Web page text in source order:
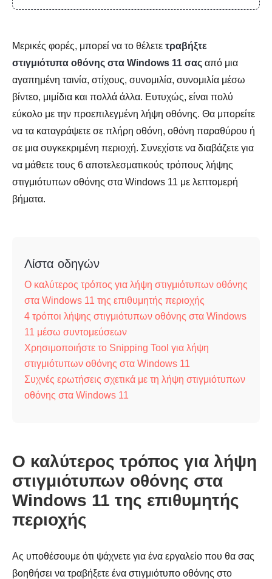
Μερικές φορές, μπορεί να το θέλετε τραβήξτε
στιγμιότυπα οθόνης στα Windows 11 σας από μια
αγαπημένη ταινία, στίχους, συνομιλία, συνομιλία μέσω
βίντεο, μιμίδια και πολλά άλλα. Ευτυχώς, είναι πολύ
εύκολο με την προεπιλεγμένη λήψη οθόνης. Θα μπορείτε
να τα καταγράψετε σε πλήρη οθόνη, οθόνη παραθύρου ή
σε μια συγκεκριμένη περιοχή. Συνεχίστε να διαβάζετε για
να μάθετε τους 6 αποτελεσματικούς τρόπους λήψης
στιγμιότυπων οθόνης στα Windows 11 με λεπτομερή
βήματα.
Λίστα οδηγών
Ο καλύτερος τρόπος για λήψη στιγμιότυπων οθόνης
στα Windows 11 της επιθυμητής περιοχής
4 τρόποι λήψης στιγμιότυπων οθόνης στα Windows
11 μέσω συντομεύσεων
Χρησιμοποιήστε το Snipping Tool για λήψη
στιγμιότυπων οθόνης στα Windows 11
Συχνές ερωτήσεις σχετικά με τη λήψη στιγμιότυπων
οθόνης στα Windows 11
Ο καλύτερος τρόπος για λήψη
στιγμιότυπων οθόνης στα
Windows 11 της επιθυμητής
περιοχής
Ας υποθέσουμε ότι ψάχνετε για ένα εργαλείο που θα σας
βοηθήσει να τραβήξετε ένα στιγμιότυπο οθόνης στο